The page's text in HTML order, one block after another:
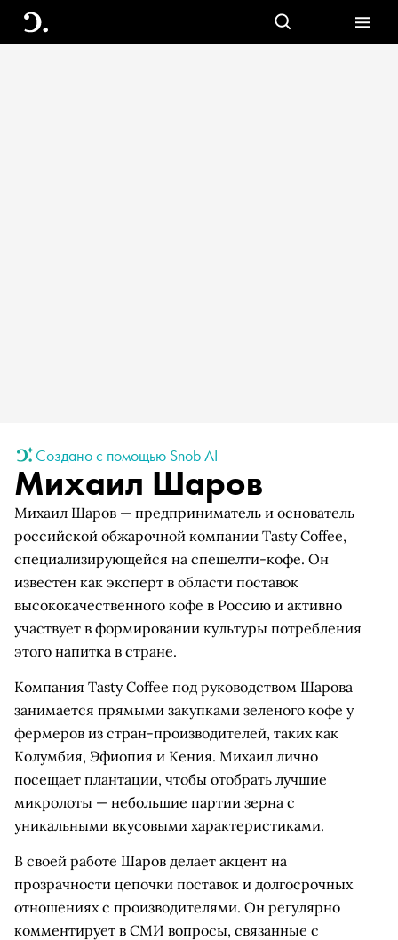
Создано с помощью Snob AI
Михаил Шаров
Михаил Шаров — предприниматель и основатель
российской обжарочной компании Tasty Coffee,
специализирующейся на спешелти-кофе. Он
известен как эксперт в области поставок
высококачественного кофе в Россию и активно
участвует в формировании культуры потребления
этого напитка в стране.
Компания Tasty Coffee под руководством Шарова
занимается прямыми закупками зеленого кофе у
фермеров из стран-производителей, таких как
Колумбия, Эфиопия и Кения. Михаил лично
посещает плантации, чтобы отобрать лучшие
микролоты — небольшие партии зерна с
уникальными вкусовыми характеристиками.
В своей работе Шаров делает акцент на
прозрачности цепочки поставок и долгосрочных
отношениях с производителями. Он регулярно
комментирует в СМИ вопросы, связанные с